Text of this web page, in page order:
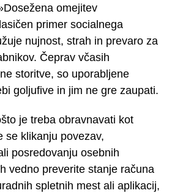
omejitev
primer socialnega
nujnost, strah in prevaro za
Čeprav včasih
storitve, so uporabljene
goljufive in jim ne gre zaupati.
je treba obravnavati kot
se klikanju povezav,
posredovanju osebnih
vedno preverite stanje računa
spletnih mest ali aplikacij,